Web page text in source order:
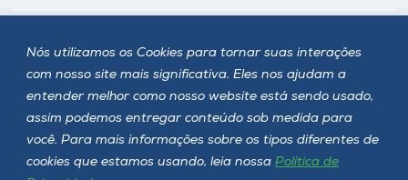
Nós utilizamos os Cookies para tornar suas interações
com nosso site mais significativa. Eles nos ajudam a
entender melhor como nosso website está sendo usado,
assim podemos entregar conteúdo sob medida para
você. Para mais informações sobre os tipos diferentes de
cookies que estamos usando, leia nossa Política de
Siga a Unoesc